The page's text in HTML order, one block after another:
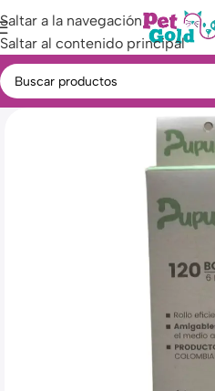
Saltar a la navegación
Saltar al contenido principal